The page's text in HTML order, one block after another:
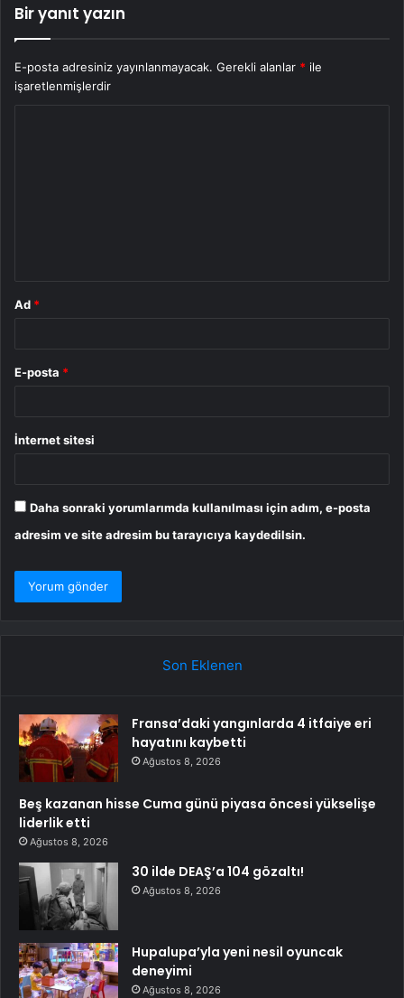
Bir yanıt yazın
E-posta adresiniz yayınlanmayacak. Gerekli alanlar * ile
işaretlenmişlerdir
Ad *
E-posta *
İnternet sitesi
Daha sonraki yorumlarımda kullanılması için adım, e-posta
adresim ve site adresim bu tarayıcıya kaydedilsin.
Son Eklenen
Fransa’daki yangınlarda 4 itfaiye eri
hayatını kaybetti
Ağustos 8, 2026
Beş kazanan hisse Cuma günü piyasa öncesi yükselişe
liderlik etti
Ağustos 8, 2026
30 ilde DEAŞ’a 104 gözaltı!
Ağustos 8, 2026
Hupalupa’yla yeni nesil oyuncak
deneyimi
Ağustos 8, 2026